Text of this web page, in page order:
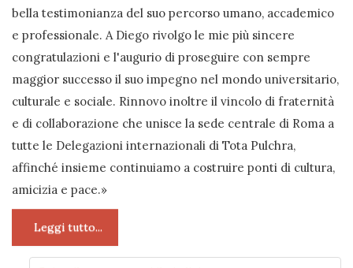
bella testimonianza del suo percorso umano, accademico
e professionale. A Diego rivolgo le mie più sincere
congratulazioni e l'augurio di proseguire con sempre
maggior successo il suo impegno nel mondo universitario,
culturale e sociale. Rinnovo inoltre il vincolo di fraternità
e di collaborazione che unisce la sede centrale di Roma a
tutte le Delegazioni internazionali di Tota Pulchra,
affinché insieme continuiamo a costruire ponti di cultura,
amicizia e pace.»
Leggi tutto...